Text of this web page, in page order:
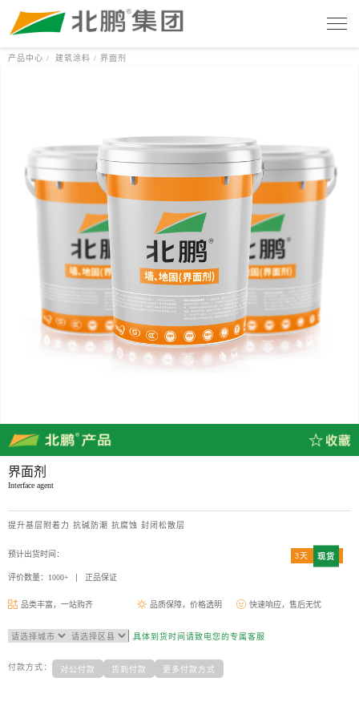
产品中心 / 建筑涂料 / 界面剂
界面剂
Interface agent
提升基层附着力 抗碱防潮 抗腐蚀 封闭松散层
预计出货时间： 3天 现货
评价数量：1000+ 正品保证
品类丰富，一站购齐 品质保障，价格透明 快速响应，售后无忧
具体到货时间请致电您的专属客服
付款方式： 对公付款 货到付款 更多付款方式